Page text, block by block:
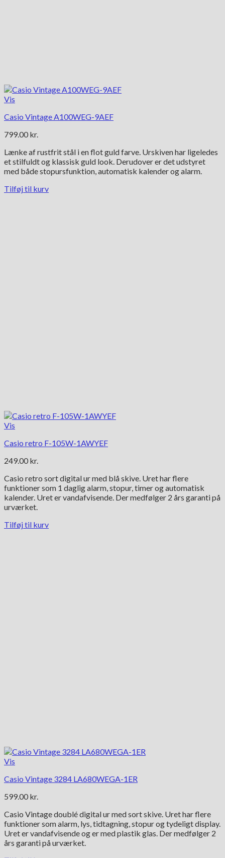
Vis
Casio Vintage A100WEG-9AEF
799.00 kr.
Lænke af rustfrit stål i en flot guld farve. Urskiven har ligeledes
et stilfuldt og klassisk guld look. Derudover er det udstyret
med både stopursfunktion, automatisk kalender og alarm.
Tilføj til kurv
Vis
Casio retro F-105W-1AWYEF
249.00 kr.
Casio retro sort digital ur med blå skive. Uret har flere
funktioner som 1 daglig alarm, stopur, timer og automatisk
kalender. Uret er vandafvisende. Der medfølger 2 års garanti på
urværket.
Tilføj til kurv
Vis
Casio Vintage 3284 LA680WEGA-1ER
599.00 kr.
Casio Vintage doublé digital ur med sort skive. Uret har flere
funktioner som alarm, lys, tidtagning, stopur og tydeligt display.
Uret er vandafvisende og er med plastik glas. Der medfølger 2
års garanti på urværket.